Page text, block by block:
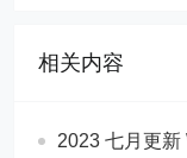
相关内容
2023 七月更